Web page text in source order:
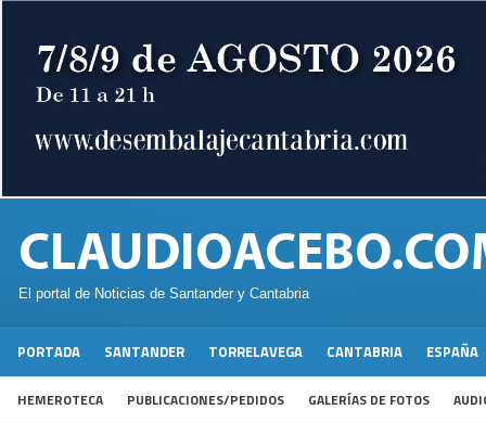
El portal de Noticias de Santander y Cantabria
PORTADA SANTANDER TORRELAVEGA CANTABRIA ESPAÑA
HEMEROTECA PUBLICACIONES/PEDIDOS GALERÍAS DE FOTOS